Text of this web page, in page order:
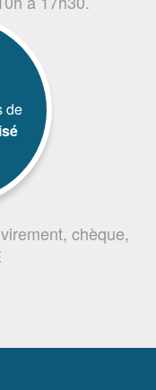
de
chèque,